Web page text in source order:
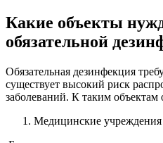
Какие объекты
обязательной
Обязательная дезинфекция
существует высокий риск
заболеваний. К таким объектам
Медицинские учреждения